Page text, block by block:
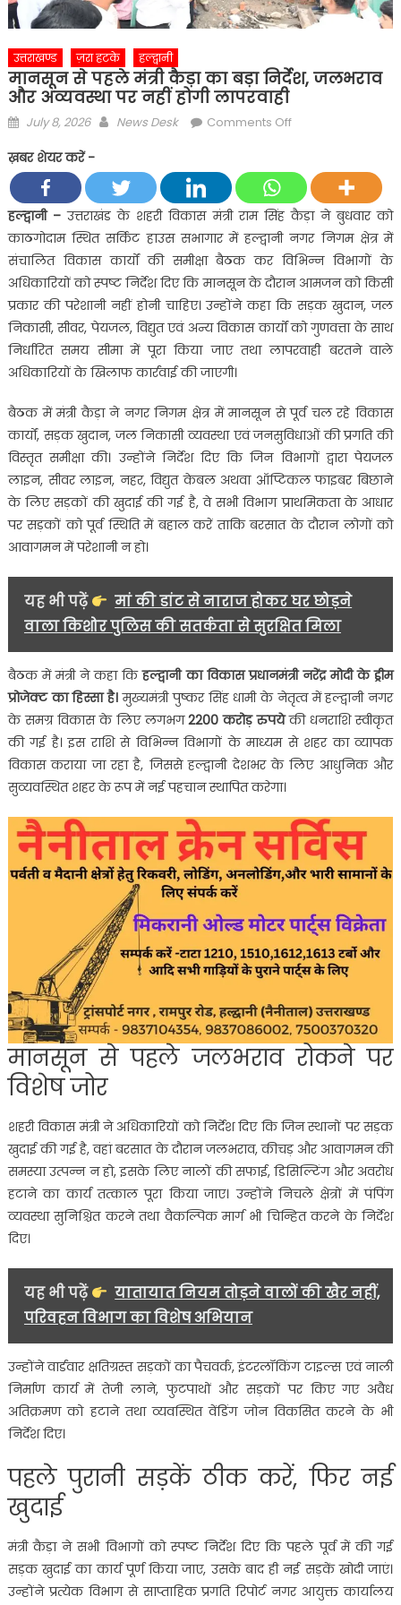
उत्तराखण्ड ज़रा हटके हल्द्वानी
मानसून से पहले मंत्री कैड़ा का बड़ा निर्देश, जलभराव
और अव्यवस्था पर नहीं होगी लापरवाही
Posted
July 8, 2026 Author
News Desk Comments Offon
पहले
मंत्री
कैड़ा
का
बड़ा
निर्देश,
जलभराव
और
अव्यवस्था
होगी
लापरवाही
ख़बर शेयर करें -
हल्द्वानी –उत्तराखंड के शहरी विकास मंत्री राम सिंह कैड़ा ने बुधवार को
काठगोदाम स्थित सर्किट हाउस सभागार में हल्द्वानी नगर निगम क्षेत्र में
संचालित विकास कार्यों की समीक्षा बैठक कर विभिन्न विभागों के
अधिकारियों को स्पष्ट निर्देश दिए कि मानसून के दौरान आमजन को किसी
प्रकार की परेशानी नहीं होनी चाहिए। उन्होंने कहा कि सड़क खुदान, जल
निकासी, सीवर, पेयजल, विद्युत एवं अन्य विकास कार्यों को गुणवत्ता के साथ
निर्धारित समय सीमा में पूरा किया जाए तथा लापरवाही बरतने वाले
अधिकारियों के खिलाफ कार्रवाई की जाएगी।
बैठक में मंत्री कैड़ा ने नगर निगम क्षेत्र में मानसून से पूर्व चल रहे विकास
कार्यों, सड़क खुदान, जल निकासी व्यवस्था एवं जनसुविधाओं की प्रगति की
विस्तृत समीक्षा की। उन्होंने निर्देश दिए कि जिन विभागों द्वारा पेयजल
लाइन, सीवर लाइन, नहर, विद्युत केबल अथवा ऑप्टिकल फाइबर बिछाने
के लिए सड़कों की खुदाई की गई है, वे सभी विभाग प्राथमिकता के आधार
पर सड़कों को पूर्व स्थिति में बहाल करें ताकि बरसात के दौरान लोगों को
आवागमन में परेशानी न हो।
यह भी पढ़ें
मां की डांट से नाराज होकर घर छोड़ने
वाला किशोर पुलिस की सतर्कता से सुरक्षित मिला
बैठक में मंत्री ने कहा किहल्द्वानी का विकास प्रधानमंत्री नरेंद्र मोदी के ड्रीम
प्रोजेक्ट का हिस्सा है। मुख्यमंत्री पुष्कर सिंह धामी के नेतृत्व में हल्द्वानी नगर
के समग्र विकास के लिए लगभग2200 करोड़ रुपयेकी धनराशि स्वीकृत
की गई है। इस राशि से विभिन्न विभागों के माध्यम से शहर का व्यापक
विकास कराया जा रहा है, जिससे हल्द्वानी देशभर के लिए आधुनिक और
सुव्यवस्थित शहर के रूप में नई पहचान स्थापित करेगा।
मानसून से पहले जलभराव रोकने पर
विशेष जोर
शहरी विकास मंत्री ने अधिकारियों को निर्देश दिए कि जिन स्थानों पर सड़क
खुदाई की गई है, वहां बरसात के दौरान जलभराव, कीचड़ और आवागमन की
समस्या उत्पन्न न हो, इसके लिए नालों की सफाई, डिसिल्टिंग और अवरोध
हटाने का कार्य तत्काल पूरा किया जाए। उन्होंने निचले क्षेत्रों में पंपिंग
व्यवस्था सुनिश्चित करने तथा वैकल्पिक मार्ग भी चिन्हित करने के निर्देश
दिए।
यह भी पढ़ें
यातायात नियम तोड़ने वालों की खैर नहीं,
परिवहन विभाग का विशेष अभियान
उन्होंने वार्डवार क्षतिग्रस्त सड़कों का पैचवर्क, इंटरलॉकिंग टाइल्स एवं नाली
निर्माण कार्य में तेजी लाने, फुटपाथों और सड़कों पर किए गए अवैध
अतिक्रमण को हटाने तथा व्यवस्थित वेंडिंग जोन विकसित करने के भी
निर्देश दिए।
पहले पुरानी सड़कें ठीक करें, फिर नई
खुदाई
मंत्री कैड़ा ने सभी विभागों को स्पष्ट निर्देश दिए कि पहले पूर्व में की गई
सड़क खुदाई का कार्य पूर्ण किया जाए, उसके बाद ही नई सड़कें खोदी जाएं।
उन्होंने प्रत्येक विभाग से साप्ताहिक प्रगति रिपोर्ट नगर आयुक्त कार्यालय